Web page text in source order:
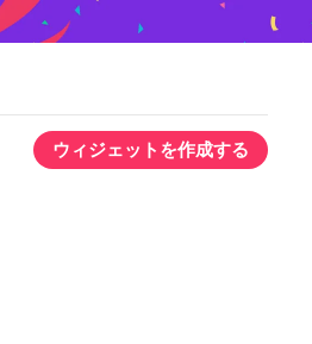
ウィジェットを作成する